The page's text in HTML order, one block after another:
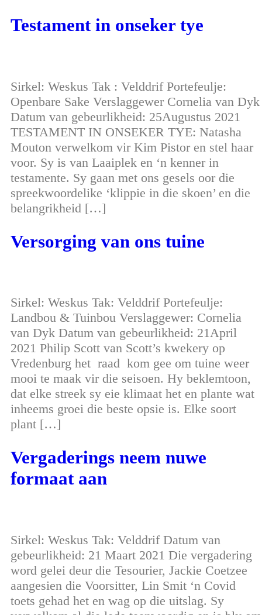
Testament in onseker tye
Sirkel: Weskus Tak : Velddrif Portefeulje:
Openbare Sake Verslaggewer Cornelia van Dyk
Datum van gebeurlikheid: 25Augustus 2021
TESTAMENT IN ONSEKER TYE: Natasha
Mouton verwelkom vir Kim Pistor en stel haar
voor. Sy is van Laaiplek en ‘n kenner in
testamente. Sy gaan met ons gesels oor die
spreekwoordelike ‘klippie in die skoen’ en die
belangrikheid […]
Versorging van ons tuine
Sirkel: Weskus Tak: Velddrif Portefeulje:
Landbou & Tuinbou Verslaggewer: Cornelia
van Dyk Datum van gebeurlikheid: 21April
2021 Philip Scott van Scott’s kwekery op
Vredenburg het raad kom gee om tuine weer
mooi te maak vir die seisoen. Hy beklemtoon,
dat elke streek sy eie klimaat het en plante wat
inheems groei die beste opsie is. Elke soort
plant […]
Vergaderings neem nuwe
formaat aan
Sirkel: Weskus Tak: Velddrif Datum van
gebeurlikheid: 21 Maart 2021 Die vergadering
word gelei deur die Tesourier, Jackie Coetzee
aangesien die Voorsitter, Lin Smit ‘n Covid
toets gehad het en wag op die uitslag. Sy